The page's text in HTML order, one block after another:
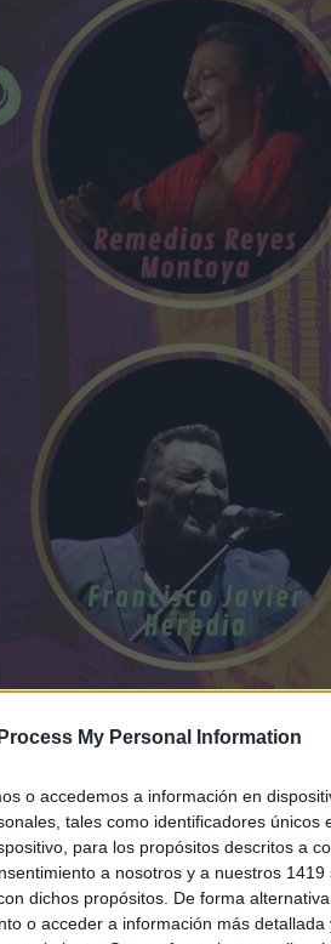
My Personal Information
o accedemos a información en
tales como identificadores únicos
para los propósitos descritos a
a nosotros y a nuestros 1419
dichos propósitos. De forma
o acceder a información más detallada